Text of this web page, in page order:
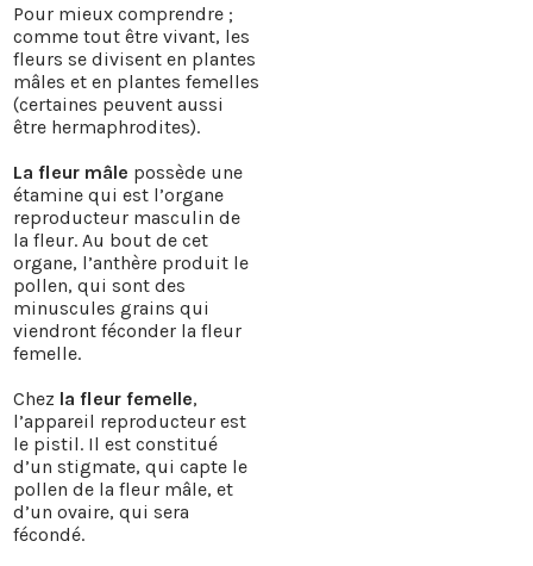
Pour mieux comprendre ;
comme tout être vivant, les
fleurs se divisent en plantes
mâles et en plantes femelles
(certaines peuvent aussi
être hermaphrodites).
La fleur mâle possède une
étamine qui est l’organe
reproducteur masculin de
la fleur. Au bout de cet
organe, l’anthère produit le
pollen, qui sont des
minuscules grains qui
viendront féconder la fleur
femelle.
Chez la fleur femelle,
l’appareil reproducteur est
le pistil. Il est constitué
d’un stigmate, qui capte le
pollen de la fleur mâle, et
d’un ovaire, qui sera
fécondé.